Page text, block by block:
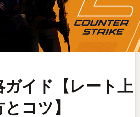
ガイド【レート上
コツ】